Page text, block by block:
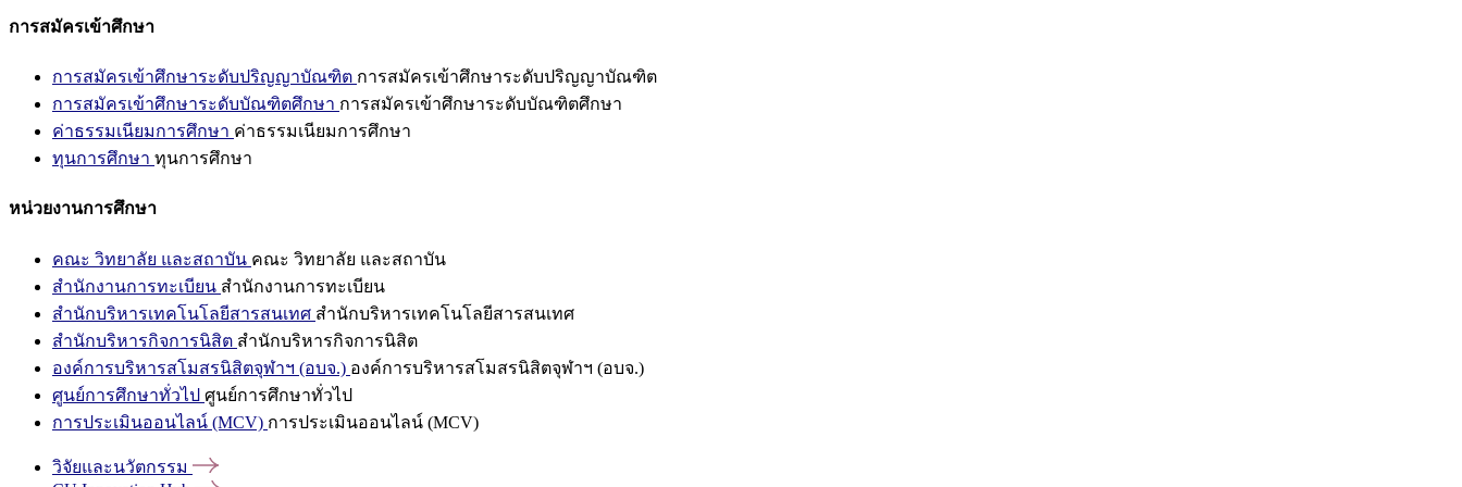
การสมัครเข้าศึกษา
การสมัครเข้าศึกษาระดับปริญญาบัณฑิต การสมัครเข้าศึกษาระดับปริญญาบัณฑิต
การสมัครเข้าศึกษาระดับบัณฑิตศึกษา การสมัครเข้าศึกษาระดับบัณฑิตศึกษา
ค่าธรรมเนียมการศึกษา ค่าธรรมเนียมการศึกษา
ทุนการศึกษา ทุนการศึกษา
หน่วยงานการศึกษา
คณะ วิทยาลัย และสถาบัน คณะ วิทยาลัย และสถาบัน
สำนักงานการทะเบียน สำนักงานการทะเบียน
สำนักบริหารเทคโนโลยีสารสนเทศ สำนักบริหารเทคโนโลยีสารสนเทศ
สำนักบริหารกิจการนิสิต สำนักบริหารกิจการนิสิต
องค์การบริหารสโมสรนิสิตจุฬาฯ (อบจ.) องค์การบริหารสโมสรนิสิตจุฬาฯ (อบจ.)
ศูนย์การศึกษาทั่วไป ศูนย์การศึกษาทั่วไป
การประเมินออนไลน์ (MCV) การประเมินออนไลน์ (MCV)
วิจัยและนวัตกรรม